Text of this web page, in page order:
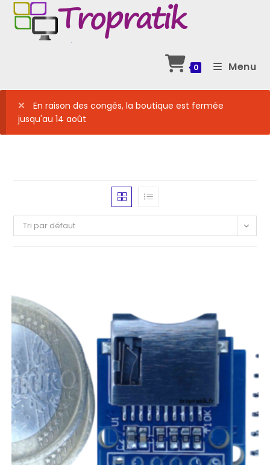
Skip
content
0 Menu
En raison des congés, la boutique est fermée
jusqu'au 14 août
Tri par défaut